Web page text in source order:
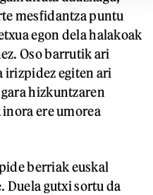
mesfidantza puntu
egon dela halakoak
Oso barrutik ari
irizpidez egiten ari
hizkuntzaren
ere umorea
berriak euskal
Duela gutxi sortu da